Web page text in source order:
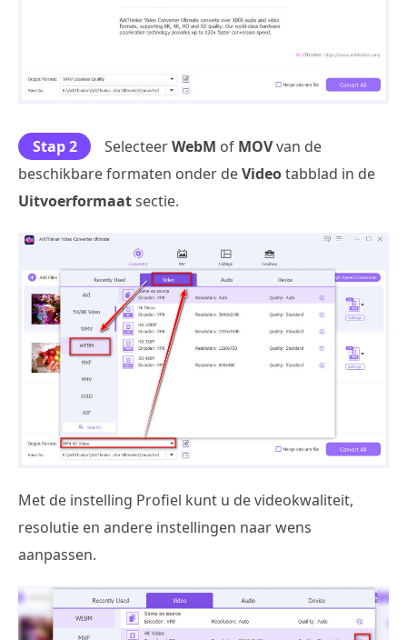
Stap 2 SelecteerWebM of MOVvan de
beschikbare formaten onder deVideotabblad in de
Uitvoerformaatsectie.
Met de instelling Profiel kunt u de videokwaliteit,
resolutie en andere instellingen naar wens
aanpassen.